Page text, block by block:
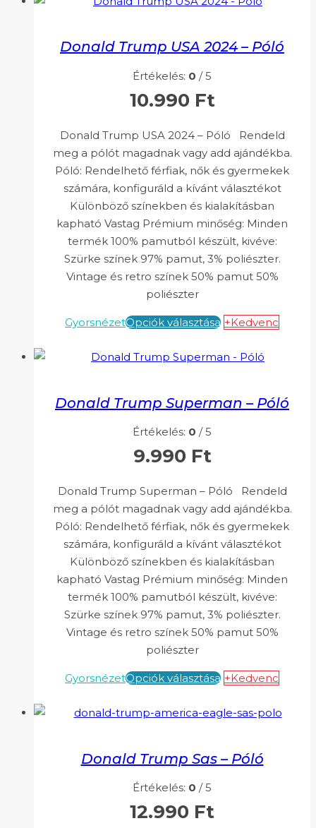
Donald Trump USA 2024 – Póló
Értékelés: 0 / 5
10.990 Ft
Donald Trump USA 2024 – Póló Rendeld
meg a pólót magadnak vagy add ajándékba.
Póló: Rendelhető férfiak, nők és gyermekek
számára, konfiguráld a kívánt választékot
Különböző színekben és kialakításban
kapható Vastag Prémium minőség: Minden
termék 100% pamutból készült, kivéve:
Szürke színek 97% pamut, 3% poliészter.
Vintage és retro színek 50% pamut 50%
poliészter
GyorsnézetOpciók választása +Kedvenc
Donald Trump Superman – Póló
Értékelés: 0 / 5
9.990 Ft
Donald Trump Superman – Póló Rendeld
meg a pólót magadnak vagy add ajándékba.
Póló: Rendelhető férfiak, nők és gyermekek
számára, konfiguráld a kívánt választékot
Különböző színekben és kialakításban
kapható Vastag Prémium minőség: Minden
termék 100% pamutból készült, kivéve:
Szürke színek 97% pamut, 3% poliészter.
Vintage és retro színek 50% pamut 50%
poliészter
GyorsnézetOpciók választása +Kedvenc
Donald Trump Sas – Póló
Értékelés: 0 / 5
12.990 Ft